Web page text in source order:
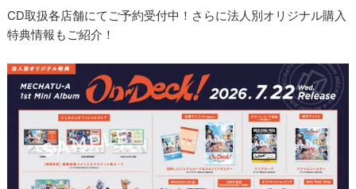
CD取扱各店舗にてご予約受付中！さらに法人別オリジナル購入
特典情報もご紹介！